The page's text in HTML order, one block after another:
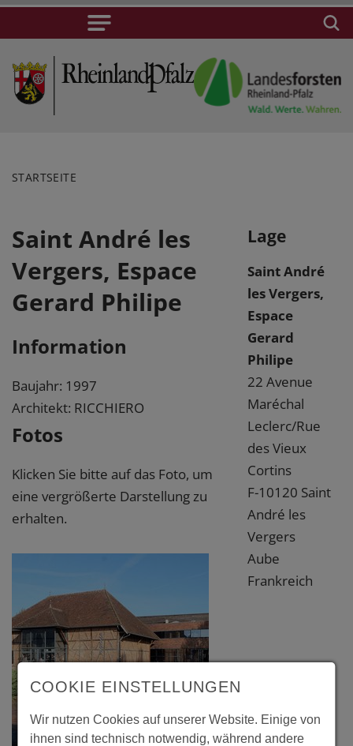
STARTSEITE
Saint André les
Vergers, Espace
Gerard Philipe
Information
Baujahr: 1997
Architekt: RICCHIERO
Fotos
Klicken Sie bitte auf das Foto, um
eine vergrößerte Darstellung zu
erhalten.
Lage
Saint André
les Vergers,
Espace
Gerard
Philipe
22 Avenue
Maréchal
Leclerc/Rue
des Vieux
Cortins
F-10120 Saint
André les
Vergers
Aube
Frankreich
COOKIE EINSTELLUNGEN
Wir nutzen Cookies auf unserer Website. Einige von
ihnen sind technisch notwendig, während andere